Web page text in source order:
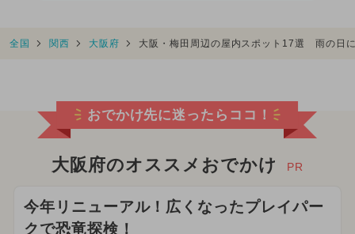
全国 関西 大阪府 大阪・梅田周辺の屋内スポット17選 雨の日
おでかけ先に迷ったらココ！
大阪府のオススメおでかけ PR
今年リニューアル！広くなったプレイパー
クで恐竜探検！